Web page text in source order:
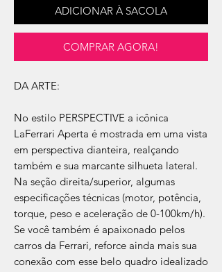
ADICIONAR À SACOLA
COMPRAR AGORA!
DA ARTE:
No estilo PERSPECTIVE a icônica
LaFerrari Aperta é mostrada em uma vista
em perspectiva dianteira, realçando
também e sua marcante silhueta lateral.
Na seção direita/superior, algumas
especificações técnicas (motor, potência,
torque, peso e aceleração de 0-100km/h).
Se você também é apaixonado pelos
carros da Ferrari, reforce ainda mais sua
conexão com esse belo quadro idealizado